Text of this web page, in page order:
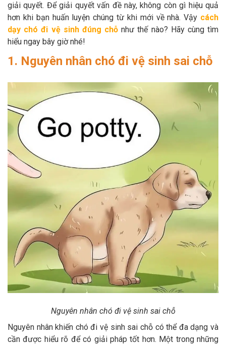
Chính sách bảo hành Chính sách bảo mật
Chính sách đổi trả
LIÊN HỆ
TỔNG ĐÀI TƯ VẤN
0929894774
giải quyết. Để giải quyết vấn đề này, không còn gì hiệu quả
hơn khi bạn huấn luyện chúng từ khi mới về nhà. Vậy cách
dạy chó đi vệ sinh đúng chỗ như thế nào? Hãy cùng tìm
hiểu ngay bây giờ nhé!
1. Nguyên nhân chó đi vệ sinh sai chỗ
Nguyên nhân chó đi vệ sinh sai chỗ
Nguyên nhân khiến chó đi vệ sinh sai chỗ có thể đa dạng và
cần được hiểu rõ để có giải pháp tốt hơn. Một trong những